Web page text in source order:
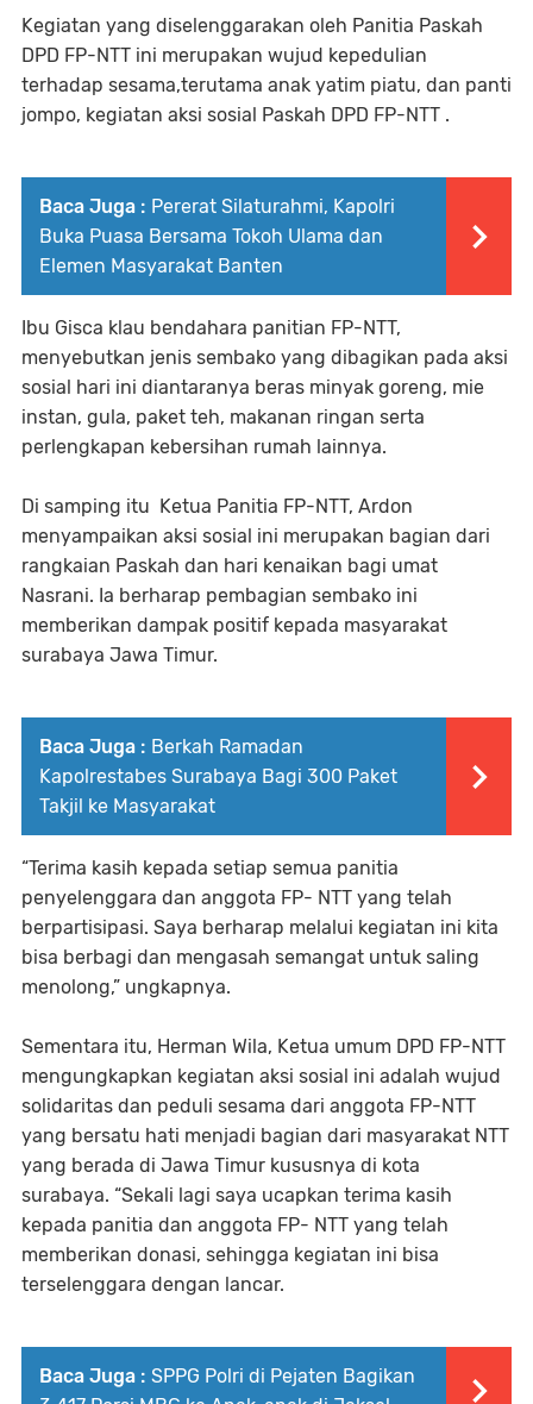
Kegiatan yang diselenggarakan oleh Panitia Paskah
DPD FP-NTT ini merupakan wujud kepedulian
terhadap sesama,terutama anak yatim piatu, dan panti
jompo, kegiatan aksi sosial Paskah DPD FP-NTT .
Baca Juga : Pererat Silaturahmi, Kapolri
Buka Puasa Bersama Tokoh Ulama dan
Elemen Masyarakat Banten
Ibu Gisca klau bendahara panitian FP-NTT,
menyebutkan jenis sembako yang dibagikan pada aksi
sosial hari ini diantaranya beras minyak goreng, mie
instan, gula, paket teh, makanan ringan serta
perlengkapan kebersihan rumah lainnya.
Di samping itu Ketua Panitia FP-NTT, Ardon
menyampaikan aksi sosial ini merupakan bagian dari
rangkaian Paskah dan hari kenaikan bagi umat
Nasrani. Ia berharap pembagian sembako ini
memberikan dampak positif kepada masyarakat
surabaya Jawa Timur.
Baca Juga : Berkah Ramadan
Kapolrestabes Surabaya Bagi 300 Paket
Takjil ke Masyarakat
“Terima kasih kepada setiap semua panitia
penyelenggara dan anggota FP- NTT yang telah
berpartisipasi. Saya berharap melalui kegiatan ini kita
bisa berbagi dan mengasah semangat untuk saling
menolong,” ungkapnya.
Sementara itu, Herman Wila, Ketua umum DPD FP-NTT
mengungkapkan kegiatan aksi sosial ini adalah wujud
solidaritas dan peduli sesama dari anggota FP-NTT
yang bersatu hati menjadi bagian dari masyarakat NTT
yang berada di Jawa Timur kususnya di kota
surabaya. “Sekali lagi saya ucapkan terima kasih
kepada panitia dan anggota FP- NTT yang telah
memberikan donasi, sehingga kegiatan ini bisa
terselenggara dengan lancar.
Baca Juga : SPPG Polri di Pejaten Bagikan